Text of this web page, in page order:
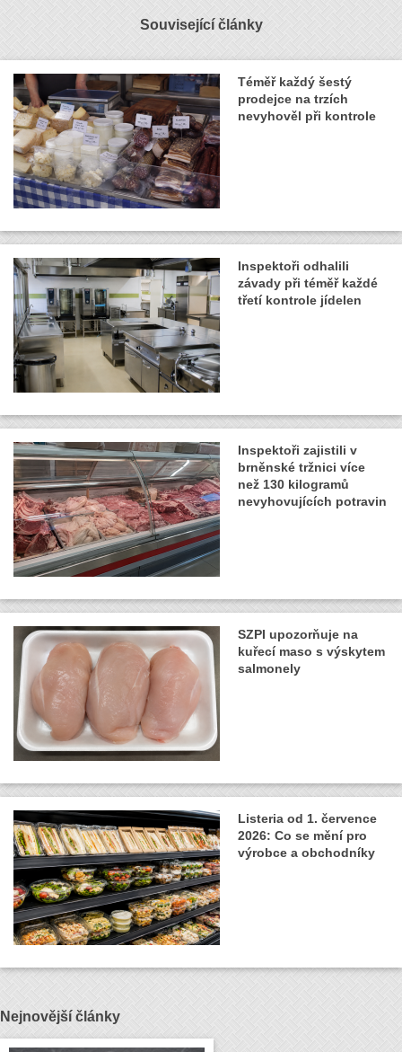
Související články
Téměř každý šestý
prodejce na trzích
nevyhověl při kontrole
Inspektoři odhalili
závady při téměř každé
třetí kontrole jídelen
Inspektoři zajistili v
brněnské tržnici více
než 130 kilogramů
nevyhovujících potravin
SZPI upozorňuje na
kuřecí maso s výskytem
salmonely
Listeria od 1. července
2026: Co se mění pro
výrobce a obchodníky
Nejnovější články